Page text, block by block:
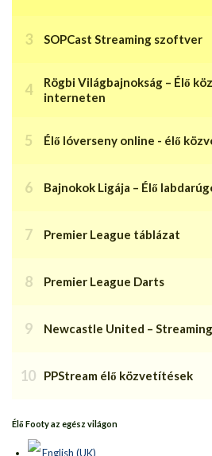
SOPCast Streaming szoftver
Rögbi Világbajnokság – Élő
interneten
Élő lóverseny online - élő
Bajnokok Ligája – Élő
Premier League táblázat
Premier League Darts
Newcastle United –
PPStream élő közvetítések
Élő Footy az egész világon
English (UK)